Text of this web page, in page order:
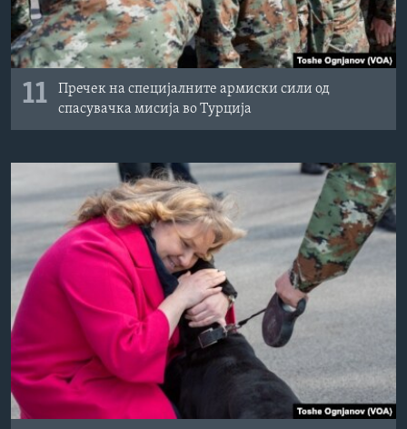
11
Пречек на специјалните армиски сили од
спасувачка мисија во Турција